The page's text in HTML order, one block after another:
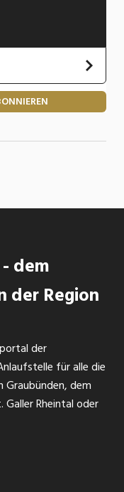
dem
der Region
der
für alle die
Graubünden, dem
Rheintal oder